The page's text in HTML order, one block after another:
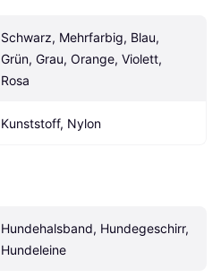
Schwarz, Mehrfarbig, Blau,
Grün, Grau, Orange, Violett,
Rosa
Kunststoff, Nylon
Hundehalsband, Hundegeschirr,
Hundeleine